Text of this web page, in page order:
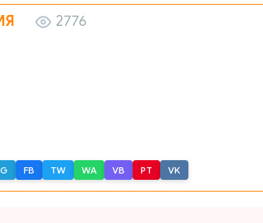
2776
FB TW WA VB PT VK